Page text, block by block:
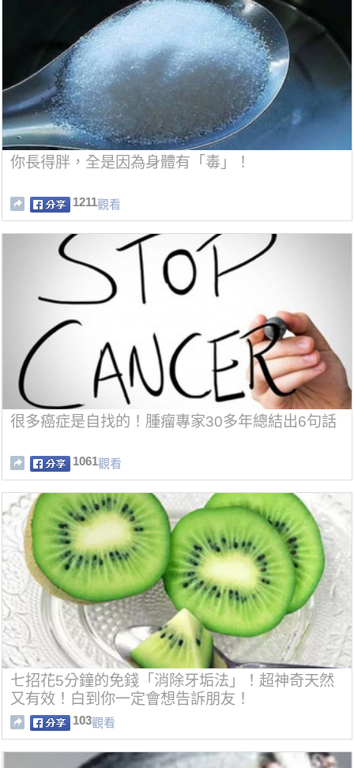
你長得胖，全是因為身體有「毒」！
1211觀看
很多癌症是自找的！腫瘤專家30多年總結出6句話
1061觀看
七招花5分鐘的免錢「消除牙垢法」！超神奇天然
又有效！白到你一定會想告訴朋友！
103觀看